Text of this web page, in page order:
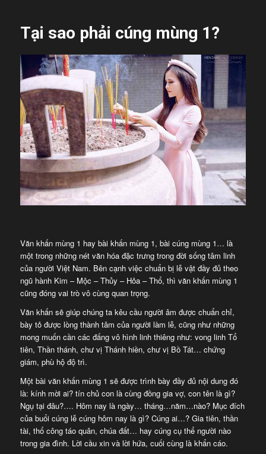
Tại sao phải cúng mùng 1?
Văn khấn mùng 1 hay bài khấn mùng 1, bài cúng mùng 1… là
một trong những nét văn hóa đặc trưng trong đời sống tâm linh
của người Việt Nam. Bên cạnh việc chuẩn bị lễ vật đầy đủ theo
ngũ hành Kim – Mộc – Thủy – Hỏa – Thổ, thì văn khấn mùng 1
cũng đóng vai trò vô cùng quan trọng.
Văn khấn sẽ giúp chúng ta kêu cầu người âm được chuẩn chỉ,
bày tỏ được lòng thành tâm của người làm lễ, cũng như những
mong muốn cần các đấng vô hình linh thiêng như: vong linh Tổ
tiên, Thần thánh, chư vị Thánh hiền, chư vị Bồ Tát… chứng
giám, phù hộ độ trì.
Một bài văn khấn mùng 1 sẽ được trình bày đầy đủ nội dung đó
là: kính mời ai? tín chủ con là cùng đồng gia vợ, con tên là gì?
Ngụ tại đâu?…. Hôm nay là ngày… tháng…năm…nào? Mục đích
của buổi cúng lễ cúng hôm nay là gì? Cúng ai…? Gia tiên, thần
tài, thổ công táo quân, chúa đất… hay cúng cụ thể người nào
trong gia đình. Lời cầu xin và lời hứa, cuối cùng là khẩn cáo.